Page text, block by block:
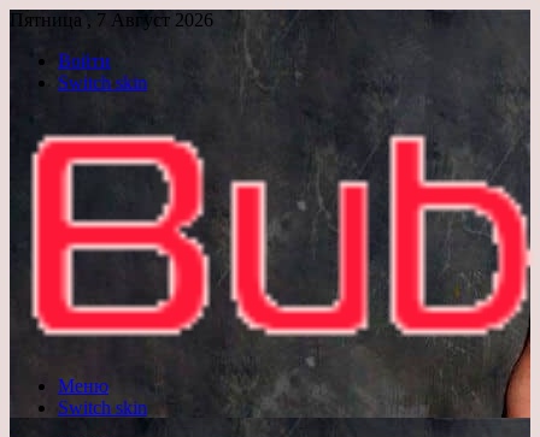
Пятница , 7 Август 2026
Войти
Switch skin
Меню
Switch skin